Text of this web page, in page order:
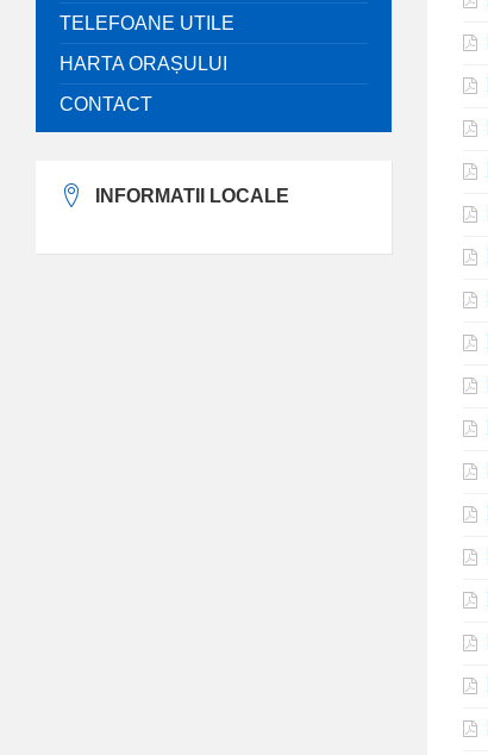
TELEFOANE UTILE
HARTA ORAȘULUI
CONTACT
INFORMATII LOCALE